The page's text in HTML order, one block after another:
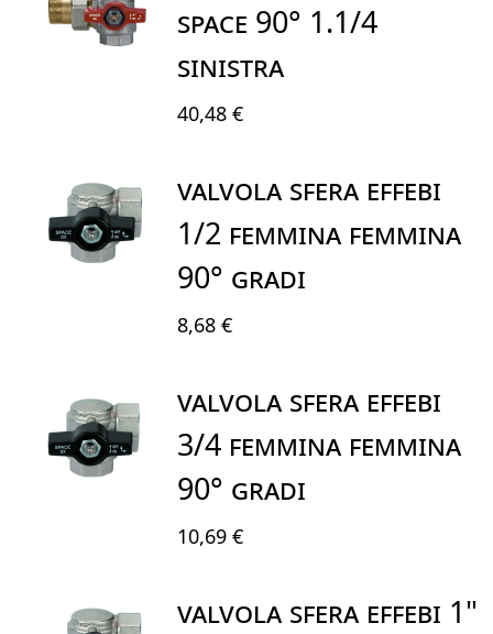
SPACE 90° 1.1/4
SINISTRA
40,48 €
VALVOLA SFERA EFFEBI
1/2 FEMMINA FEMMINA
90° GRADI
8,68 €
VALVOLA SFERA EFFEBI
3/4 FEMMINA FEMMINA
90° GRADI
10,69 €
VALVOLA SFERA EFFEBI 1"